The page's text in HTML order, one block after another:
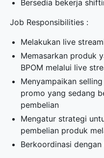
Bersedia bekerja
Job Responsibilities :
Melakukan live
Memasarkan produk
BPOM melalui live
Menyampaikan
promo yang sedang
pembelian
Mengatur strategi
pembelian produk
Berkoordinasi